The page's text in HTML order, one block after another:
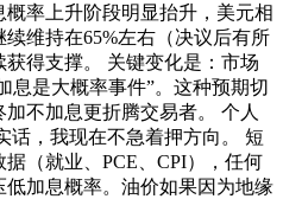
率上升阶段明显抬升，美元相
维持在65%左右（决议后有所
得支撑。 关键变化是：市场
息是大概率事件”。这种预期切
不加息更折腾交易者。 个人
话，我现在不急着押方向。 短
（就业、PCE、CPI），任何
加息概率。油价如果因为地缘